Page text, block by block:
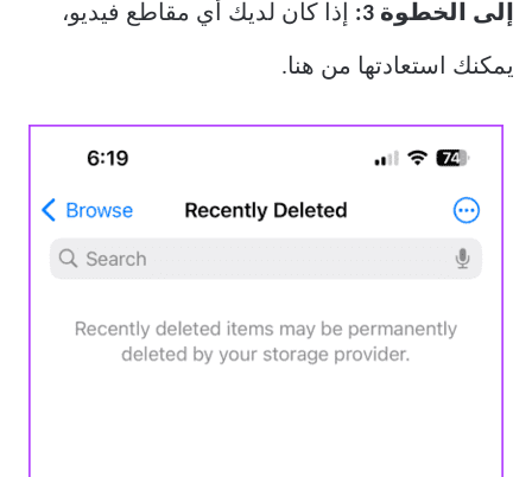
إلى الخطوة 3: إذا كان لديك أي مقاطع فيديو،
يمكنك استعادتها من هنا.